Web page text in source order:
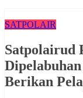
SATPOLAIR
Satpolairud
Berikan